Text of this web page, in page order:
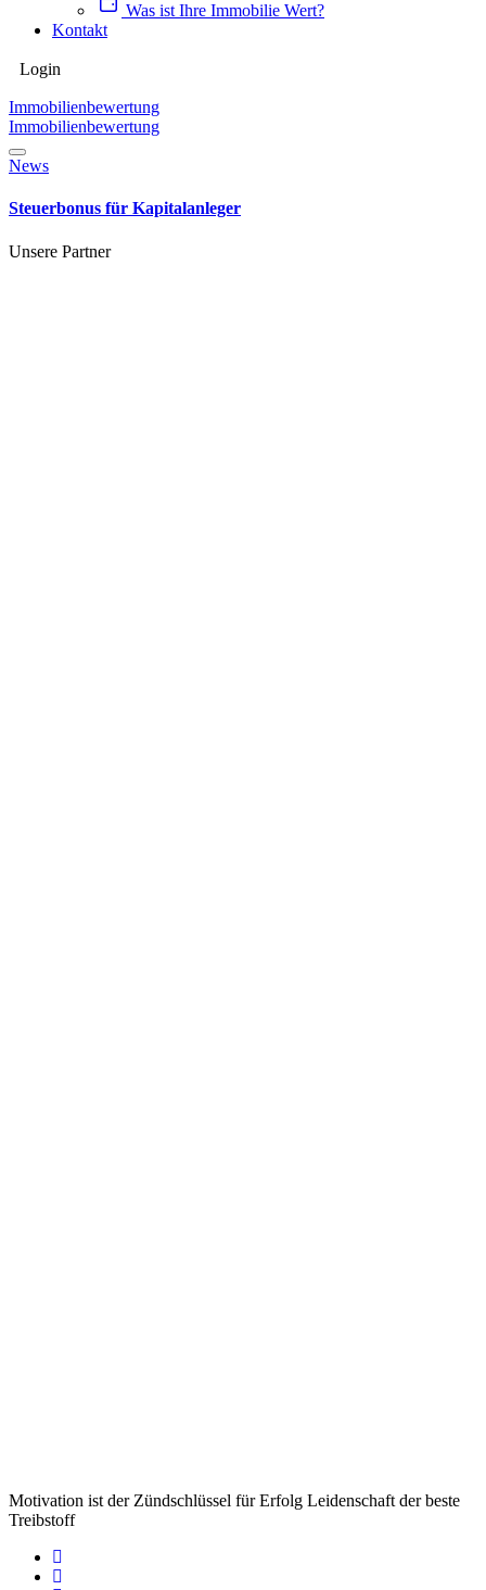
Was ist Ihre Immobilie Wert?
Kontakt
Login
Immobilienbewertung
Immobilienbewertung
News
Steuerbonus für Kapitalanleger
Unsere Partner
Motivation ist der Zündschlüssel für Erfolg Leidenschaft der beste
Treibstoff